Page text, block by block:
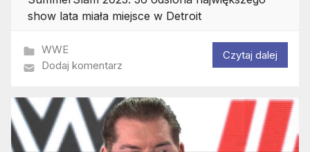
show lata miała miejsce w Detroit
WWE
Dodaj komentarz
Czytaj dalej